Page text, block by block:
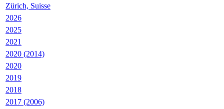
Zürich, Suisse
2026
2025
2021
2020 (2014)
2020
2019
2018
2017 (2006)